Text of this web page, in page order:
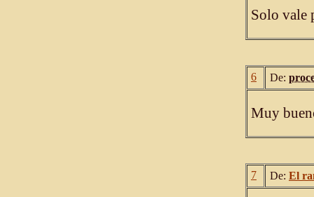
Solo vale
6 De:
Muy
7 De: El